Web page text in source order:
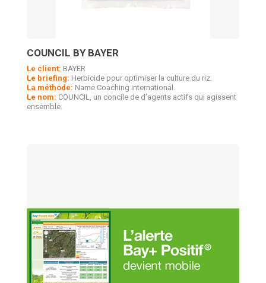
COUNCIL BY BAYER
Le client: BAYER
Le briefing: Herbicide pour optimiser la culture du riz.
La méthode: Name Coaching international.
Le nom: COUNCIL, un concile de d’agents actifs qui agissent
ensemble.